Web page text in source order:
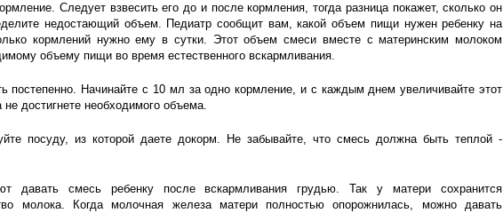
Следует взвесить его до и после кормления, тогда разница покажет, сколько он
недостающий объем. Педиатр сообщит вам, какой объем пищи нужен ребенку на
кормлений нужно ему в сутки. Этот объем смеси вместе с материнским молоком
объему пищи во время естественного вскармливания.
постепенно. Начинайте с 10 мл за одно кормление, и с каждым днем увеличивайте этот
достигнете необходимого объема.
посуду, из которой даете докорм. Не забывайте, что смесь должна быть теплой -
давать смесь ребенку после вскармливания грудью. Так у матери сохранится
молока. Когда молочная железа матери полностью опорожнилась, можно давать